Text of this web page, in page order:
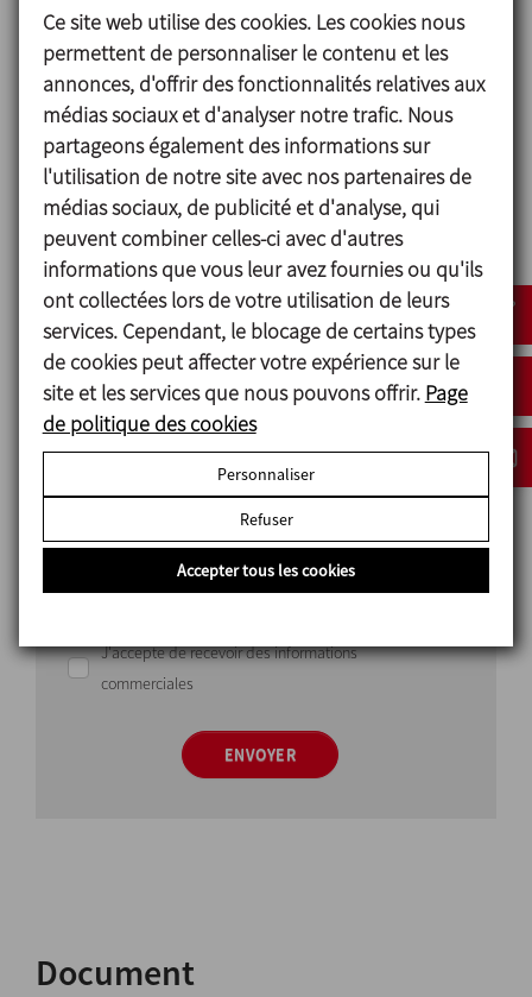
Information
Raccords et accessoires
Pays
J'ai lu et accepté la politique de protection des
J'accepte de recevoir des informations
commerciales
ENVOYER
Document
Ce site web utilise des cookies. Les cookies nous
permettent de personnaliser le contenu et les
annonces, d'offrir des fonctionnalités relatives aux
médias sociaux et d'analyser notre trafic. Nous
partageons également des informations sur
l'utilisation de notre site avec nos partenaires de
médias sociaux, de publicité et d'analyse, qui
peuvent combiner celles-ci avec d'autres
informations que vous leur avez fournies ou qu'ils
ont collectées lors de votre utilisation de leurs
services. Cependant, le blocage de certains types
de cookies peut affecter votre expérience sur le
site et les services que nous pouvons offrir. Page
de politique des cookies
Personnaliser
Refuser
Accepter tous les cookies